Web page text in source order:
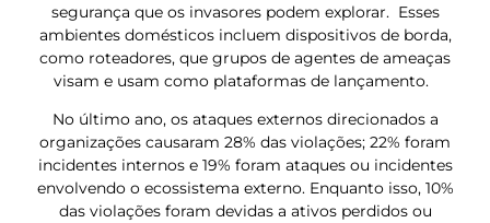
segurança que os invasores podem explorar. Esses
ambientes domésticos incluem dispositivos de borda,
como roteadores, que grupos de agentes de ameaças
visam e usam como plataformas de lançamento.
No último ano, os ataques externos direcionados a
organizações causaram 28% das violações; 22% foram
incidentes internos e 19% foram ataques ou incidentes
envolvendo o ecossistema externo. Enquanto isso, 10%
das violações foram devidas a ativos perdidos ou